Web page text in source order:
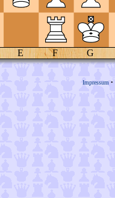
E F G
Impressum •